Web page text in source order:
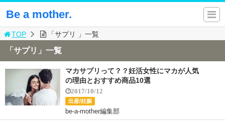
Be a mother.
TOP 「サプリ 」一覧
「サプリ」一覧
マカサプリって？？妊活女性にマカが人気
の理由とおすすめ商品10選
2017/10/12
出産/妊娠
be-a-mother編集部